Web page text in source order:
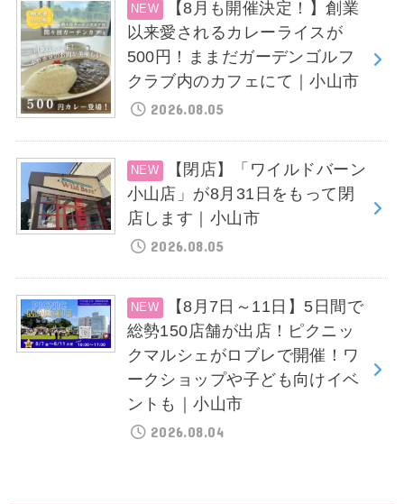
【8月も開催決定！】創業
以来愛されるカレーライスが
500円！ままだガーデンゴルフ
クラブ内のカフェにて｜小山市
2026.08.05
【閉店】「ワイルドバーン
小山店」が8月31日をもって閉
店します｜小山市
2026.08.05
【8月7日～11日】5日間で
総勢150店舗が出店！ピクニッ
クマルシェがロブレで開催！ワ
ークショップや子ども向けイベ
ントも｜小山市
2026.08.04